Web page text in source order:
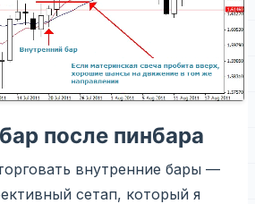
после пинбара
внутренние бары —
сетап, который я